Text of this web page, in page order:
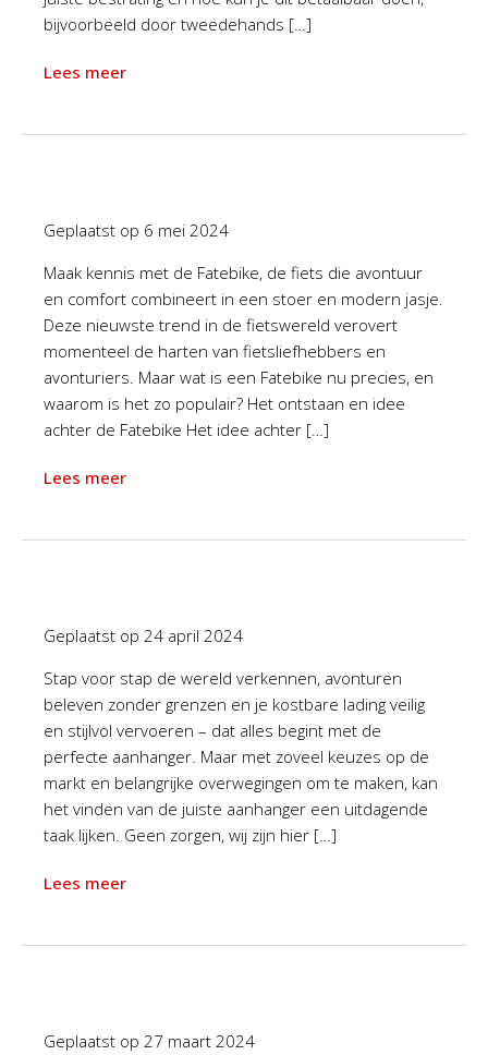
bijvoorbeeld door tweedehands […]
Lees meer
Geplaatst op 6 mei 2024
Maak kennis met de Fatebike, de fiets die avontuur
en comfort combineert in een stoer en modern jasje.
Deze nieuwste trend in de fietswereld verovert
momenteel de harten van fietsliefhebbers en
avonturiers. Maar wat is een Fatebike nu precies, en
waarom is het zo populair? Het ontstaan en idee
achter de Fatebike Het idee achter […]
Lees meer
Geplaatst op 24 april 2024
Stap voor stap de wereld verkennen, avonturen
beleven zonder grenzen en je kostbare lading veilig
en stijlvol vervoeren – dat alles begint met de
perfecte aanhanger. Maar met zoveel keuzes op de
markt en belangrijke overwegingen om te maken, kan
het vinden van de juiste aanhanger een uitdagende
taak lijken. Geen zorgen, wij zijn hier […]
Lees meer
Geplaatst op 27 maart 2024